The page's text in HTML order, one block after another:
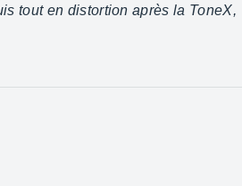
tout en distortion après la ToneX,